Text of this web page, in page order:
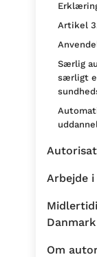
Artikel
Særlig
særligt
Arbejde
Danmark
Om